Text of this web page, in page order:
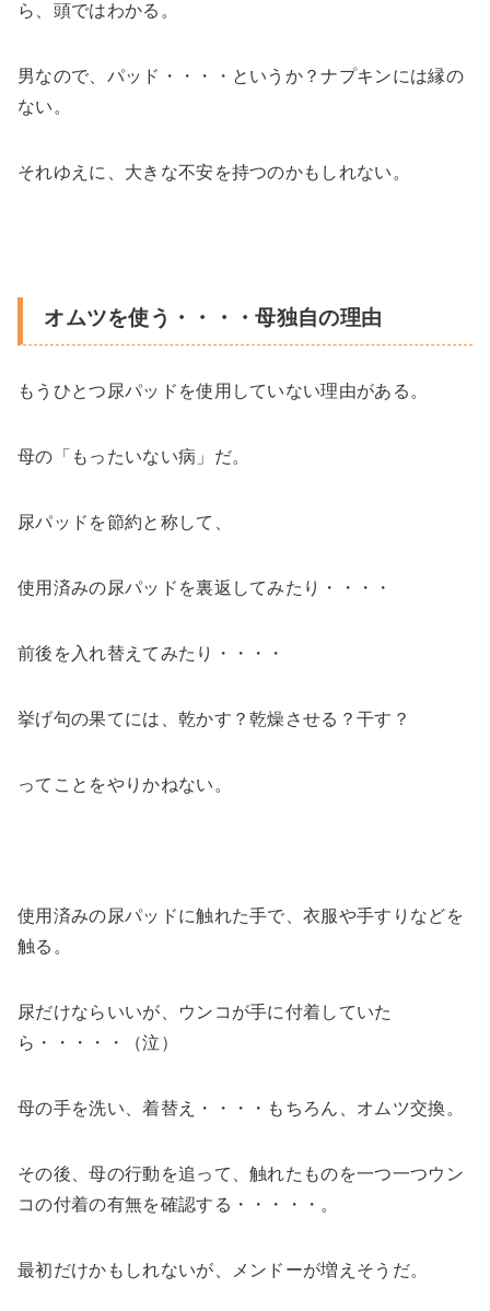
ら、頭ではわかる。
男なので、パッド・・・・というか？ナプキンには縁の
ない。
それゆえに、大きな不安を持つのかもしれない。
オムツを使う・・・・母独自の理由
もうひとつ尿パッドを使用していない理由がある。
母の「もったいない病」だ。
尿パッドを節約と称して、
使用済みの尿パッドを裏返してみたり・・・・
前後を入れ替えてみたり・・・・
挙げ句の果てには、乾かす？乾燥させる？干す？
ってことをやりかねない。
使用済みの尿パッドに触れた手で、衣服や手すりなどを
触る。
尿だけならいいが、ウンコが手に付着していた
ら・・・・・（泣）
母の手を洗い、着替え・・・・もちろん、オムツ交換。
その後、母の行動を追って、触れたものを一つ一つウン
コの付着の有無を確認する・・・・・。
最初だけかもしれないが、メンドーが増えそうだ。